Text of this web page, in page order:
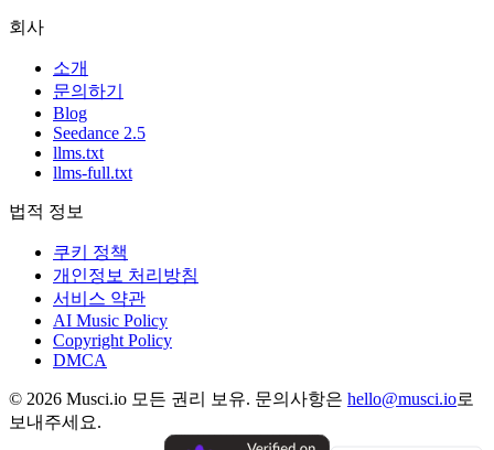
회사
소개
문의하기
Blog
Seedance 2.5
llms.txt
llms-full.txt
법적 정보
쿠키 정책
개인정보 처리방침
서비스 약관
AI Music Policy
Copyright Policy
DMCA
© 2026 Musci.io 모든 권리 보유. 문의사항은 hello@musci.io로
보내주세요.